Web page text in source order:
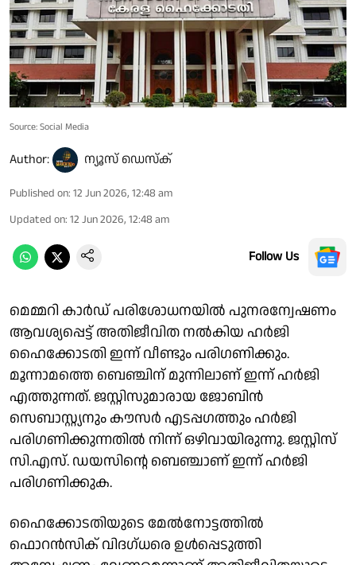
Source: Social Media
Author: ന്യൂസ് ഡെസ്ക്
Published on: 12 Jun 2026, 12:48 am
Updated on: 12 Jun 2026, 12:48 am
Follow Us
മെമ്മറി കാർഡ് പരിശോധനയിൽ പുനരന്വേഷണം
ആവശ്യപ്പെട്ട് അതിജീവിത നൽകിയ ഹർജി
ഹൈക്കോടതി ഇന്ന് വീണ്ടും പരിഗണിക്കും.
മൂന്നാമത്തെ ബെഞ്ചിന് മുന്നിലാണ് ഇന്ന് ഹർജി
എത്തുന്നത്. ജസ്റ്റിസുമാരായ ജോബിൻ
സെബാസ്റ്റ്യനും കൗസർ എടപ്പഗത്തും ഹർജി
പരിഗണിക്കുന്നതിൽ നിന്ന് ഒഴിവായിരുന്നു. ജസ്റ്റിസ്
സി.എസ്. ഡയസിൻ്റെ ബെഞ്ചാണ് ഇന്ന് ഹർജി
പരിഗണിക്കുക.
ഹൈക്കോടതിയുടെ മേൽനോട്ടത്തിൽ
ഫൊറൻസിക് വിദഗ്ധരെ ഉൾപ്പെടുത്തി